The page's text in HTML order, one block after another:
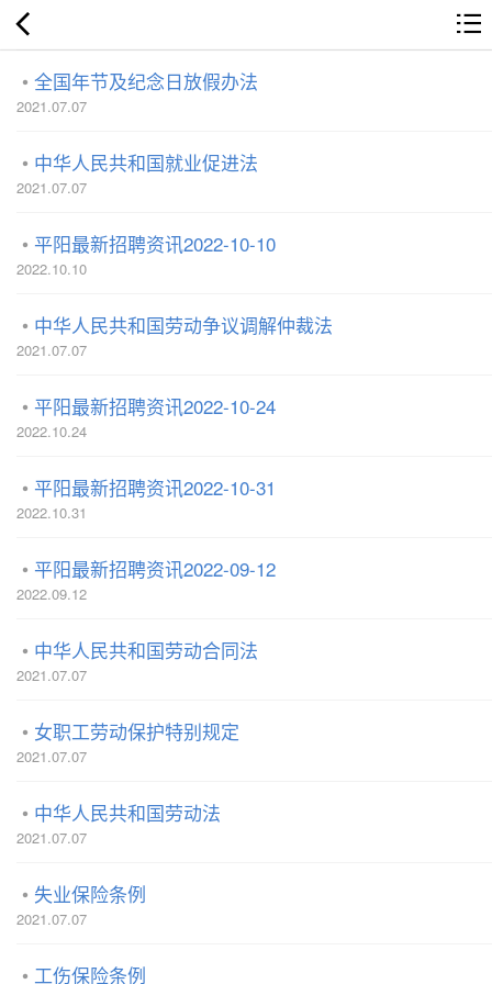
全国年节及纪念日放假办法
2021.07.07
中华人民共和国就业促进法
2021.07.07
平阳最新招聘资讯2022-10-10
2022.10.10
中华人民共和国劳动争议调解仲裁法
2021.07.07
平阳最新招聘资讯2022-10-24
2022.10.24
平阳最新招聘资讯2022-10-31
2022.10.31
平阳最新招聘资讯2022-09-12
2022.09.12
中华人民共和国劳动合同法
2021.07.07
女职工劳动保护特别规定
2021.07.07
中华人民共和国劳动法
2021.07.07
失业保险条例
2021.07.07
工伤保险条例